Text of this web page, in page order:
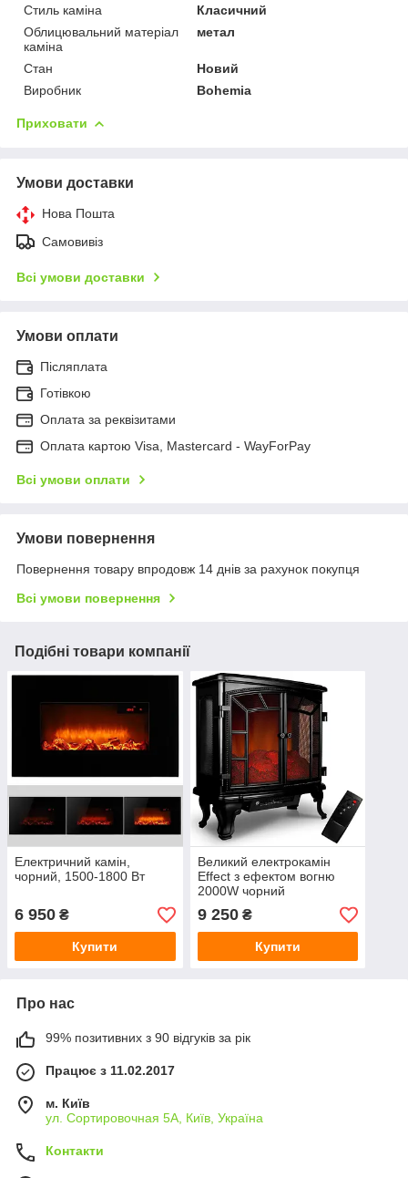
Стиль каміна
Класичний
Облицювальний матеріал
каміна
метал
Стан
Новий
Виробник
Bohemia
Приховати
Умови доставки
Нова Пошта
Самовивіз
Всі умови доставки
Умови оплати
Післяплата
Готівкою
Оплата за реквізитами
Оплата картою Visa, Mastercard - WayForPay
Всі умови оплати
Умови повернення
Повернення товару впродовж 14 днів за рахунок покупця
Всі умови повернення
Подібні товари компанії
Електричний камін,
чорний, 1500-1800 Вт
6 950 ₴
Купити
Великий електрокамін
Effect з ефектом вогню
2000W чорний
9 250₴
Купити
Про нас
99% позитивних з 90 відгуків за рік
Працює з 11.02.2017
м. Київ
ул. Сортировочная 5А, Київ, Україна
Контакти